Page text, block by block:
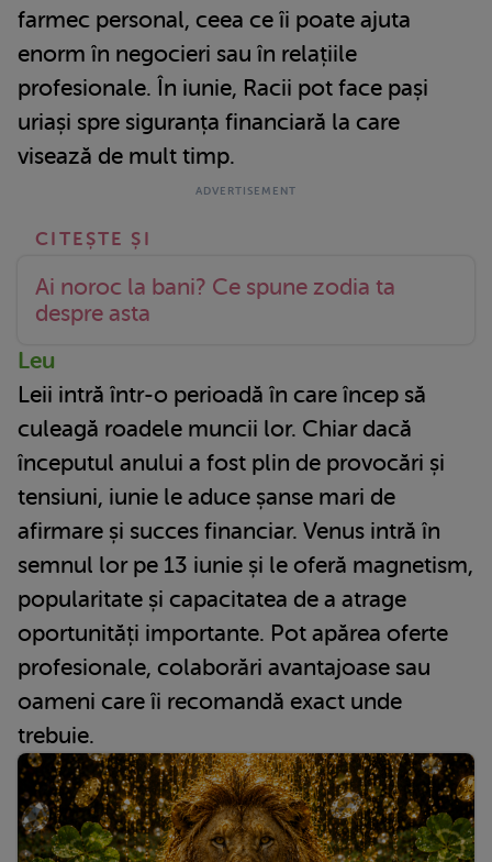
farmec personal, ceea ce îi poate ajuta
enorm în negocieri sau în relațiile
profesionale. În iunie, Racii pot face pași
uriași spre siguranța financiară la care
visează de mult timp.
Ai noroc la bani? Ce spune zodia ta
despre asta
Leu
Leii intră într-o perioadă în care încep să
culeagă roadele muncii lor. Chiar dacă
începutul anului a fost plin de provocări și
tensiuni, iunie le aduce șanse mari de
afirmare și succes financiar. Venus intră în
semnul lor pe 13 iunie și le oferă magnetism,
popularitate și capacitatea de a atrage
oportunități importante. Pot apărea oferte
profesionale, colaborări avantajoase sau
oameni care îi recomandă exact unde
trebuie.